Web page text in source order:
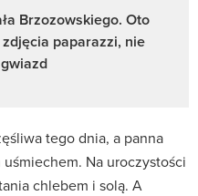
Brzozowskiego. Oto
paparazzi, nie
tego dnia, a panna
Na uroczystości
chlebem i solą. A